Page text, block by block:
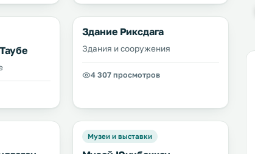
Здание Риксдага
Здания и сооружения
4 307 просмотров
Музеи и выставки